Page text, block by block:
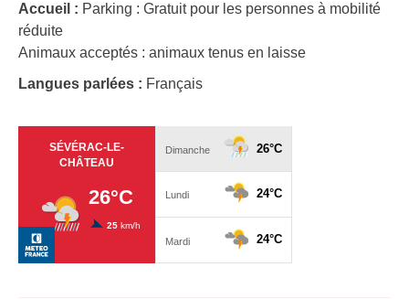
Accueil : Parking : Gratuit pour les personnes à mobilité
réduite
Animaux acceptés : animaux tenus en laisse
Langues parlées : Français